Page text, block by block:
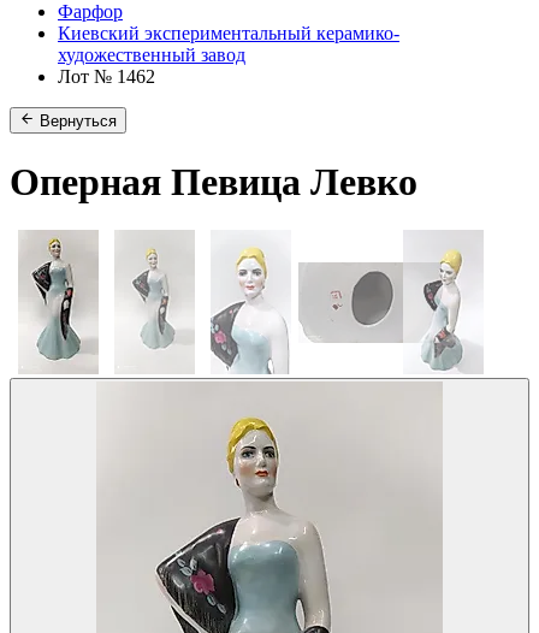
Фарфор
Киевский экспериментальный керамико-
художественный завод
Лот № 1462
Вернуться
Оперная Певица Левко